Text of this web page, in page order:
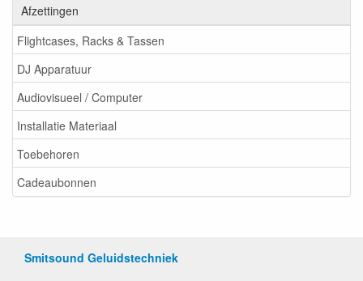
Afzettingen
Flightcases, Racks & Tassen
DJ Apparatuur
Audiovisueel / Computer
Installatie Materiaal
Toebehoren
Cadeaubonnen
Smitsound Geluidstechniek